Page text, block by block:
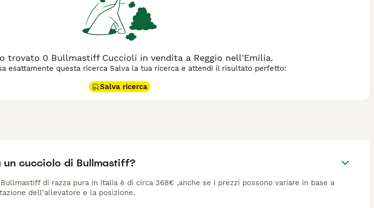
per informazioni su questa razza di cane.
trovato 0 Bullmastiff Cuccioli in vendita a Reggio nell'Emilia.
esattamente questa ricerca Salva la tua ricerca e attendi il risultato perfetto:
Salva ricerca
un cucciolo di Bullmastiff?
di razza pura in Italia è di circa 368€ ,anche se i prezzi possono variare in base a
dell'allevatore e la posizione.